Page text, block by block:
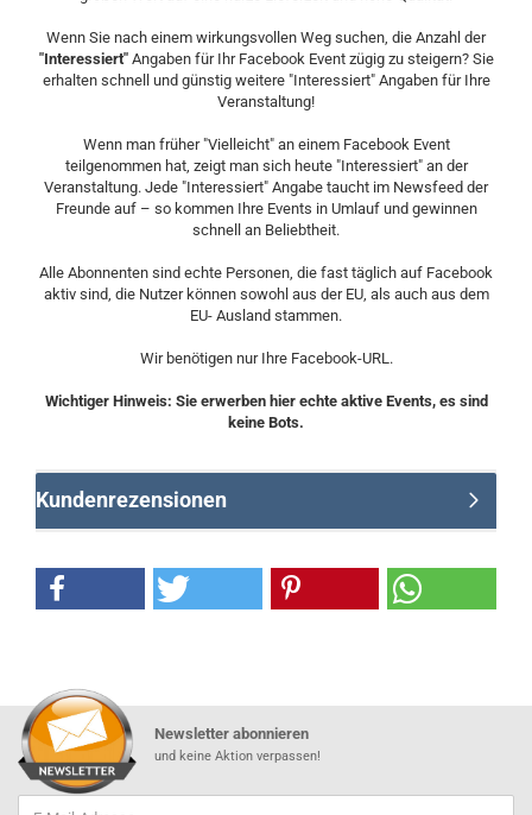
Wenn Sie nach einem wirkungsvollen Weg suchen, die Anzahl der
"Interessiert"Angaben für Ihr Facebook Event zügig zu steigern? Sie
erhalten schnell und günstig weitere "Interessiert" Angaben für Ihre
Veranstaltung!
Wenn man früher "Vielleicht" an einem Facebook Event
teilgenommen hat, zeigt man sich heute "Interessiert" an der
Veranstaltung. Jede "Interessiert" Angabe taucht im Newsfeed der
Freunde auf – so kommen Ihre Events in Umlauf und gewinnen
schnell an Beliebtheit.
Alle Abonnenten sind echte Personen, die fast täglich auf Facebook
aktiv sind, die Nutzer können sowohl aus der EU, als auch aus dem
EU- Ausland stammen.
Wir benötigen nur Ihre Facebook-URL.
Wichtiger Hinweis: Sie erwerben hier echte aktive Events, es sind
keine Bots.
Kundenrezensionen
Newsletter abonnieren
und keine Aktion verpassen!